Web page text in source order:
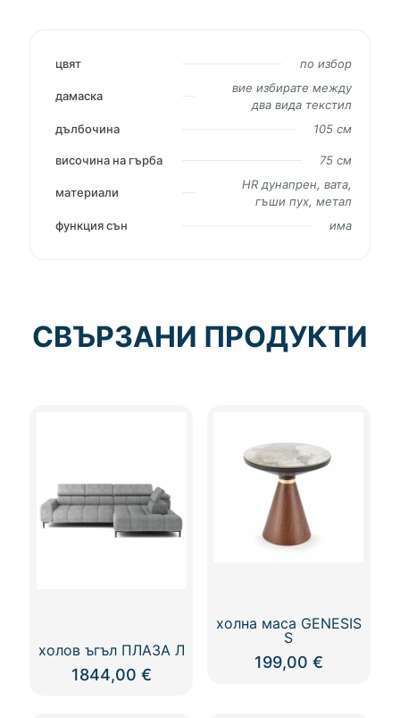
цвят по избор
дамаска
вие избирате между
два вида текстил
дълбочина
105 см
височина на гърба 75 см
материали
HR дунапрен, вата,
гъши пух, метал
функция сън
има
СВЪРЗАНИ ПРОДУКТИ
холов ъгъл ПЛАЗА Л
1844,00 €
холна маса GENESIS
S
199,00 €